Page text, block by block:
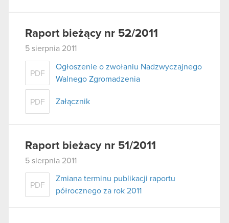
Raport bieżący nr 52/2011
5 sierpnia 2011
PDF
Ogłoszenie o zwołaniu Nadzwyczajnego
Walnego Zgromadzenia
PDF Załącznik
Raport bieżacy nr 51/2011
5 sierpnia 2011
PDF
Zmiana terminu publikacji raportu
półrocznego za rok 2011